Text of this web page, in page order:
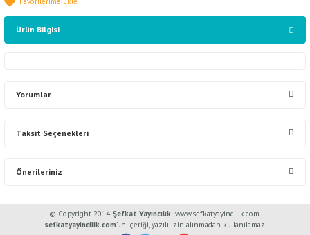
Ürün Bilgisi
Yorumlar
Taksit Seçenekleri
Önerileriniz
Bu ürünün fiyat bilgisi, resim, ürün açıklamalarında ve diğer konularda
yetersiz gördüğünüz noktaları öneri formunu kullanarak tarafımıza
© Copyright 2014. Şefkat Yayıncılık. www.sefkatyayincilik.com.
sefkatyayincilik.com’un içeriği, yazılı izin alınmadan kullanılamaz.